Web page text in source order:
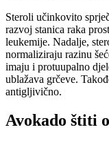
Steroli učinkovito
razvoj stanica raka
leukemije. Nadalje,
normaliziraju razinu
imaju i protuupalno
ublažava grčeve.
antigljivično.
Avokado štiti